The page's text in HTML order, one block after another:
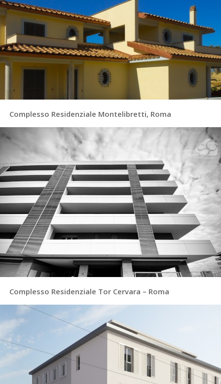
Complesso Residenziale Montelibretti, Roma
Complesso Residenziale Tor Cervara – Roma